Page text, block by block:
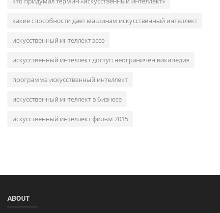
какие способности дает машинам искусственный интеллект
искусственный интеллект эссе
искусственный интеллект доступ неограничен википедия
программа искусственный интеллект
искусственный интеллект в бизнесе
искусственный интеллект фильм 2015
ABOUT